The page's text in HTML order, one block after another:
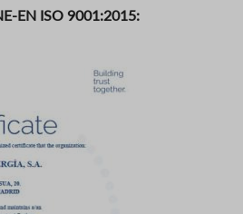
EN ISO 9001:2015: